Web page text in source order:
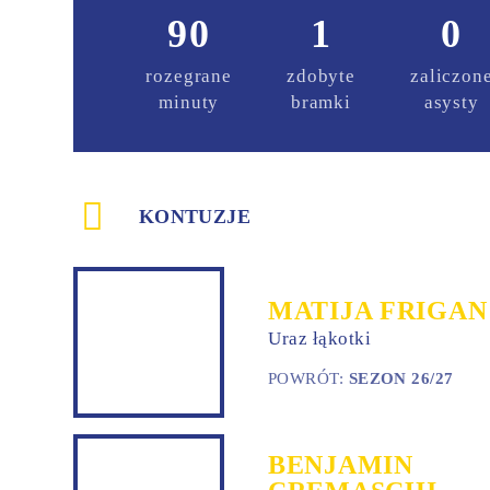
90
rozegrane
minuty
1
zdobyte
bramki
0
asysty
KONTUZJE
MATIJA FRIGAN
Uraz łąkotki
POWRÓT: SEZON 26/27
BENJAMIN